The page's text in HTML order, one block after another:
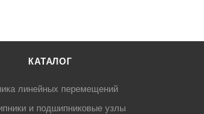
КАТАЛОГ
линейных перемещений
и подшипниковые узлы